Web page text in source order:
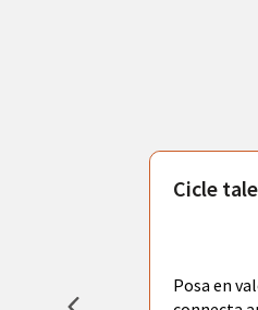
Cicle
Posa en